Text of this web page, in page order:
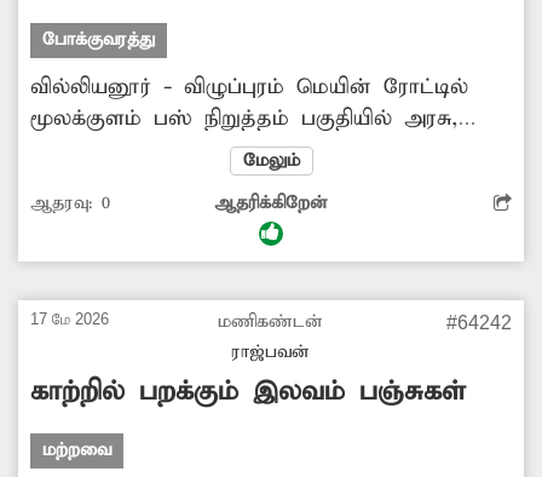
போக்குவரத்து
வில்லியனூர் - விழுப்புரம் மெயின் ரோட்டில்
மூலக்குளம் பஸ் நிறுத்தம் பகுதியில் அரசு,
தனியார் பஸ்கள் சாலையின் நடுவிலேயே
நிறுத்தி பயணிகளை ஏற்றி இறக்கி விடுகின்றன.
இதனால் அந்த பகுதியில் அடிக்கடி
போக்குவரத்து நெரிசல் ஏற்பட்டு வாகன
பஸ்கள் நிறுத்தப்படுவதை தடுக்க போலீஸ்
அதிகாரிகள் நடவடிக்கை எடுக்க வேண்டும்.
மேலும்
ஆதரவு: 0 ஆதரிக்கிறேன்
17 மே 2026
மணிகண்டன்
ராஜ்பவன்
#64242
காற்றில் பறக்கும் இலவம் பஞ்சுகள்
மற்றவை